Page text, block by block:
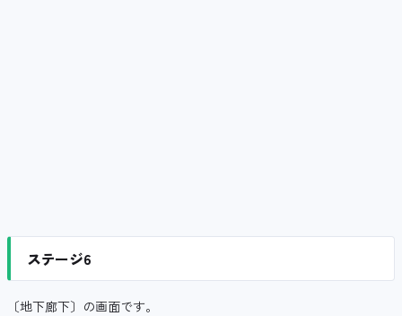
ステージ6
〔地下廊下〕の画面です。